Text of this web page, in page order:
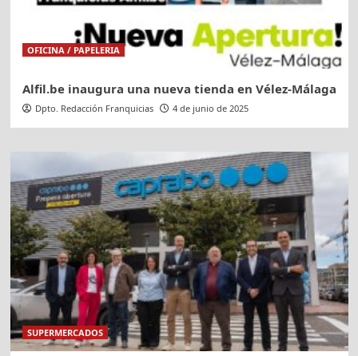
OFICINA / PAPELERIA
Alfil.be inaugura una nueva tienda en Vélez-Málaga
Dpto. Redacción Franquicias 4 de junio de 2025
SUPERMERCADOS